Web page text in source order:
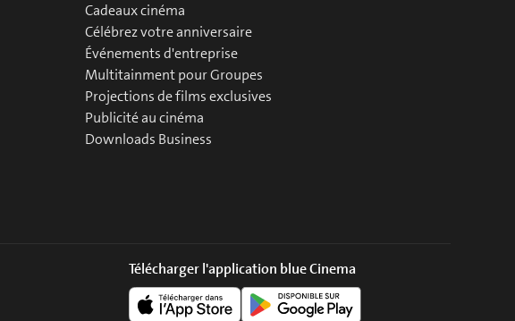
Cadeaux cinéma
Célébrez votre anniversaire
Événements d'entreprise
Multitainment pour Groupes
Projections de films exclusives
Publicité au cinéma
Downloads Business
Télécharger l'application blue Cinema